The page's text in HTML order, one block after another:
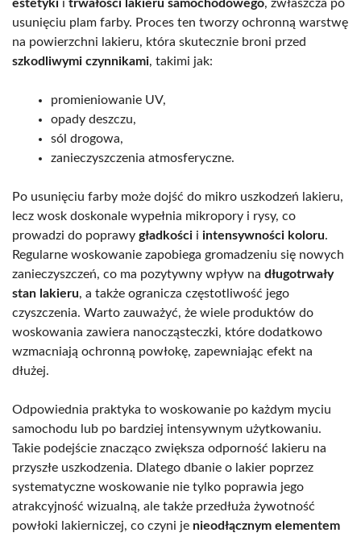
estetyki i trwałości lakieru samochodowego, zwłaszcza po
usunięciu plam farby. Proces ten tworzy ochronną warstwę
na powierzchni lakieru, która skutecznie broni przed
szkodliwymi czynnikami, takimi jak:
promieniowanie UV,
opady deszczu,
sól drogowa,
zanieczyszczenia atmosferyczne.
Po usunięciu farby może dojść do mikro uszkodzeń lakieru,
lecz wosk doskonale wypełnia mikropory i rysy, co
prowadzi do poprawy gładkości i intensywności koloru.
Regularne woskowanie zapobiega gromadzeniu się nowych
zanieczyszczeń, co ma pozytywny wpływ na długotrwały
stan lakieru, a także ogranicza częstotliwość jego
czyszczenia. Warto zauważyć, że wiele produktów do
woskowania zawiera nanocząsteczki, które dodatkowo
wzmacniają ochronną powłokę, zapewniając efekt na
dłużej.
Odpowiednia praktyka to woskowanie po każdym myciu
samochodu lub po bardziej intensywnym użytkowaniu.
Takie podejście znacząco zwiększa odporność lakieru na
przyszłe uszkodzenia. Dlatego dbanie o lakier poprzez
systematyczne woskowanie nie tylko poprawia jego
atrakcyjność wizualną, ale także przedłuża żywotność
powłoki lakierniczej, co czyni je nieodłącznym elementem